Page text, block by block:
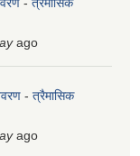
ago
- त्रैमासिक
ago